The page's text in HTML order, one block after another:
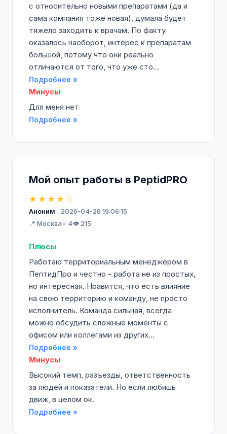
с относительно новыми препаратами (да и
сама компания тоже новая), думала будет
тяжело заходить к врачам. По факту
оказалось наоборот, интерес к препаратам
большой, потому что они реально
отличаются от того, что уже сто...
Подробнее »
Минусы
Для меня нет
Подробнее »
Мой опыт работы в PeptidPRO
★★★★☆
Аноним
2026-04-26 19:06:15
📍 Москва⭐ 4👁️ 215
Плюсы
Работаю территориальным менеджером в
ПептидПро и честно - работа не из простых,
но интересная. Нравится, что есть влияние
на свою территорию и команду, не просто
исполнитель. Команда сильная, всегда
можно обсудить сложные моменты с
офисом или коллегами из других...
Подробнее »
Минусы
Высокий темп, разъезды, ответственность
за людей и показатели. Но если любишь
движ, в целом ок.
Подробнее »